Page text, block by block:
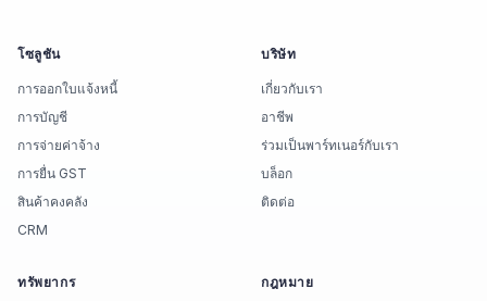
โซลูชัน
การออกใบแจ้งหนี้
การบัญชี
การจ่ายค่าจ้าง
การยื่น GST
สินค้าคงคลัง
CRM
บริษัท
เกี่ยวกับเรา
อาชีพ
ร่วมเป็นพาร์ทเนอร์กับเรา
บล็อก
ติดต่อ
ทรัพยากร กฎหมาย